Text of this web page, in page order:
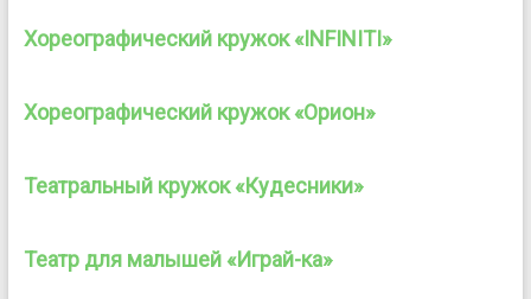
Хореографический кружок «INFINITI»
Хореографический кружок «Орион»
Театральный кружок «Кудесники»
Театр для малышей «Играй-ка»